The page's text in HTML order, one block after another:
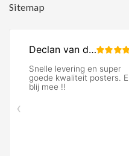
Sitemap